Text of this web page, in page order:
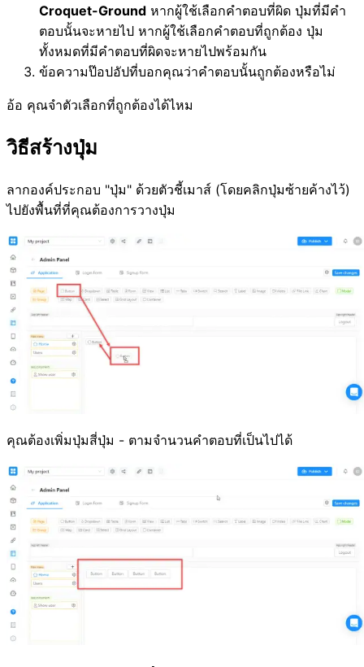
Croquet-Ground หากผู้ใช้เลือกคำตอบที่ผิด ปุ่มที่มีคำ
ตอบนั้นจะหายไป หากผู้ใช้เลือกคำตอบที่ถูกต้อง ปุ่ม
ทั้งหมดที่มีคำตอบที่ผิดจะหายไปพร้อมกัน
ข้อความป๊อปอัปที่บอกคุณว่าคำตอบนั้นถูกต้องหรือไม่
อ้อ คุณจำตัวเลือกที่ถูกต้องได้ไหม
วิธีสร้างปุ่ม
ลากองค์ประกอบ "ปุ่ม" ด้วยตัวชี้เมาส์ (โดยคลิกปุ่มซ้ายค้างไว้)
ไปยังพื้นที่ที่คุณต้องการวางปุ่ม
คุณต้องเพิ่มปุ่มสี่ปุ่ม - ตามจำนวนคำตอบที่เป็นไปได้